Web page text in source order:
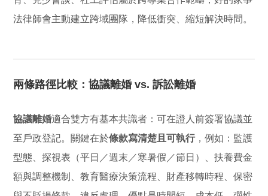
法律師會主動建立跨域團隊，降低衝突、縮短解決時間。
兩條路徑比較：協議離婚 vs. 訴訟離婚
協議離婚適合雙方有基本共識者：可在證人前簽署協議並
至戶政登記。關鍵在於條款寫清楚且可執行，例如：監護
型態、探視表（平日／週末／寒暑假／節日）、扶養費金
額與調整機制、教育醫療決策流程、財產移轉時程、保密